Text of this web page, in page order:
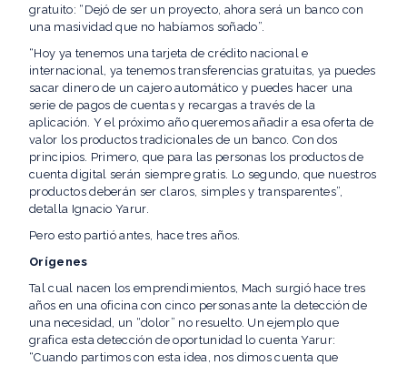
gratuito: “Dejó de ser un proyecto, ahora será un banco con
una masividad que no habíamos soñado”.
“Hoy ya tenemos una tarjeta de crédito nacional e
internacional, ya tenemos transferencias gratuitas, ya puedes
sacar dinero de un cajero automático y puedes hacer una
serie de pagos de cuentas y recargas a través de la
aplicación. Y el próximo año queremos añadir a esa oferta de
valor los productos tradicionales de un banco. Con dos
principios. Primero, que para las personas los productos de
cuenta digital serán siempre gratis. Lo segundo, que nuestros
productos deberán ser claros, simples y transparentes”,
detalla Ignacio Yarur.
Pero esto partió antes, hace tres años.
Orígenes
Tal cual nacen los emprendimientos, Mach surgió hace tres
años en una oficina con cinco personas ante la detección de
una necesidad, un “dolor” no resuelto. Un ejemplo que
grafica esta detección de oportunidad lo cuenta Yarur:
“Cuando partimos con esta idea, nos dimos cuenta que